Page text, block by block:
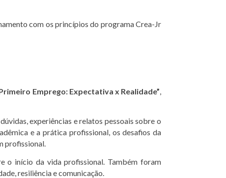
com os princípios do programa Crea-Jr
Emprego: Expectativa x Realidade”,
experiências e relatos pessoais sobre o
e a prática profissional, os desafios da
profissional.
o início da vida profissional. Também foram
resiliência e comunicação.